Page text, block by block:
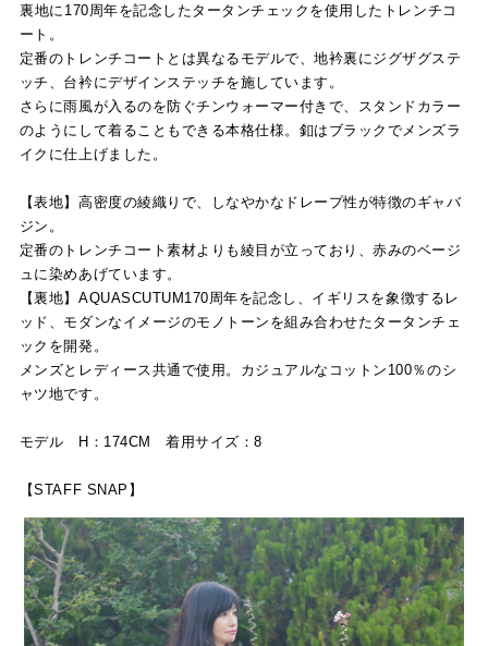
裏地に170周年を記念したタータンチェックを使用したトレンチコ
ート。
定番のトレンチコートとは異なるモデルで、地衿裏にジグザグステ
ッチ、台衿にデザインステッチを施しています。
さらに雨風が入るのを防ぐチンウォーマー付きで、スタンドカラー
のようにして着ることもできる本格仕様。釦はブラックでメンズラ
イクに仕上げました。
【表地】高密度の綾織りで、しなやかなドレープ性が特徴のギャバ
ジン。
定番のトレンチコート素材よりも綾目が立っており、赤みのベージ
ュに染めあげています。
【裏地】AQUASCUTUM170周年を記念し、イギリスを象徴するレ
ッド、モダンなイメージのモノトーンを組み合わせたタータンチェ
ックを開発。
メンズとレディース共通で使用。カジュアルなコットン100％のシ
ャツ地です。
モデル H：174CM 着用サイズ：8
【STAFF SNAP】